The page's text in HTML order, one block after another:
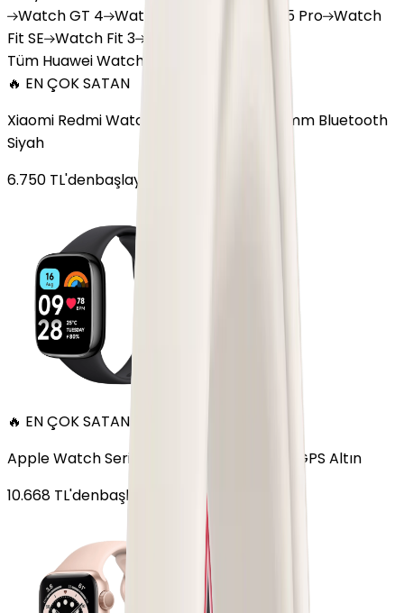
WatchGT 4 Watch GT 5 Pro Watch
Fit SE Watch Fit 3
Tüm Huawei Watch'lar
🔥 EN ÇOK SATAN
Xiaomi Redmi Watch 3 Active Plastik 47mm Bluetooth
Siyah
6.750 TL'denbaşlayan fiyatlar
🔥 EN ÇOK SATAN
Apple Watch Series 6 Alüminyum 40mm GPS Altın
10.668 TL'denbaşlayan fiyatlar